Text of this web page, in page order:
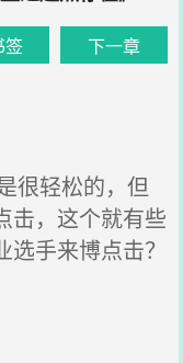
签 下一章
很轻松的，但
击，这个就有些
手来博点击？